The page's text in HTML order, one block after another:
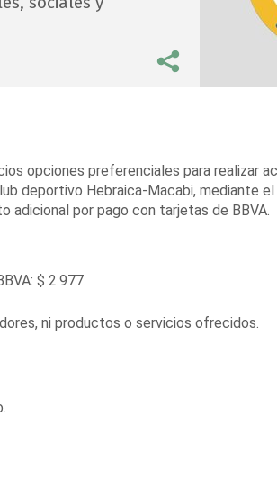
opciones preferenciales para realizar
deportivo Hebraica-Macabi, mediante
adicional por pago con tarjetas de BBVA.
$ 2.977.
ni productos o servicios ofrecidos.